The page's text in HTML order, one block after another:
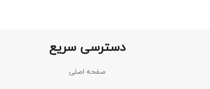
دسترسی سریع
صفحه اصلی